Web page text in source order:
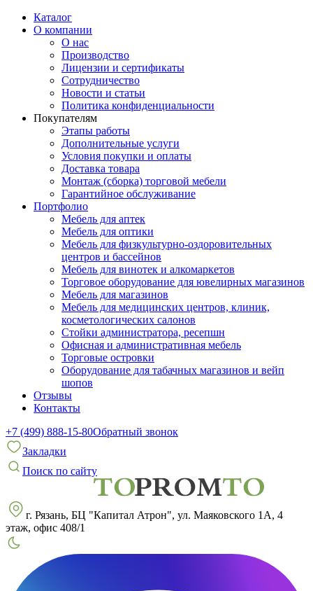
Каталог
О компании
О нас
Производство
Лицензии и сертификаты
Сотрудничество
Новости и статьи
Политика конфиденциальности
Покупателям
Этапы работы
Дополнительные услуги
Условия покупки и оплаты
Доставка товара
Монтаж (сборка) торговой мебели
Гарантийное обслуживание
Портфолио
Мебель для аптек
Мебель для оптики
Мебель для физкультурно-оздоровительных
центров и бассейнов
Мебель для винотек и алкомаркетов
Торговое оборудование для ювелирных магазинов
Мебель для магазинов
Мебель для медицинских центров, клиник,
косметологических салонов
Стойки администратора, ресепшн
Офисная и административная мебель
Торговые островки
Оборудование для табачных магазинов и вейп
шопов
Отзывы
Контакты
+7 (499) 888-15-80Обратный звонок
Закладки
Поиск по сайту
г. Рязань, БЦ "Капитал Атрон", ул. Маяковского 1А, 4
этаж, офис 408/1